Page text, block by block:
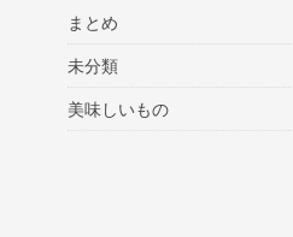
まとめ
未分類
美味しいもの